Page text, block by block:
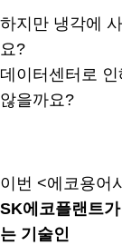
하지만 냉각에
요?
데이터센터로
않을까요?
이번 <에코용어
SK에코플랜트
는 기술인